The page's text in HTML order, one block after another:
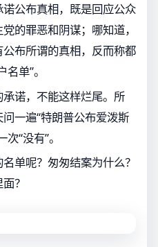
公布真相，既是回应公众
的罪恶和阴谋；哪知道，
布所谓的真相，反而称都
单”。
诺，不能这样烂尾。所
一遍“特朗普公布爱泼斯
“没有”。
单呢？匆匆结案为什么？
？